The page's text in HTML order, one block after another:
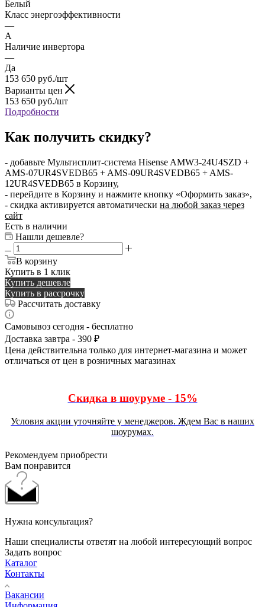
Белый
Класс энергоэффективности
—
A
Наличие инвертора
—
Да
153 650 руб./шт
Варианты цен
153 650 руб./шт
Подробности
Как получить скидку?
- добавьте Мультисплит-система Hisense AMW3-24U4SZD +
AMS-07UR4SVEDB65 + AMS-09UR4SVEDB65 + AMS-
12UR4SVEDB65 в Корзину,
- перейдите в Корзину и нажмите кнопку «Оформить заказ»,
- скидка активируется автоматически на любой заказ через
сайт
Есть в наличии
Нашли дешевле?
В корзину
Купить в 1 клик
Купить дешевле
Купить в рассрочку
Рассчитать доставку
Самовывоз сегодня - бесплатно
Доставка завтра - 390 ₽
Цена действительна только для интернет-магазина и может
отличаться от цен в розничных магазинах
Скидка в шоуруме - 15%
Условия акции уточняйте у менеджеров. Ждем Вас в наших
шоурумах.
Рекомендуем приобрести
Вам понравится
Нужна консультация?
Наши специалисты ответят на любой интересующий вопрос
Задать вопрос
Каталог
Контакты
Вакансии